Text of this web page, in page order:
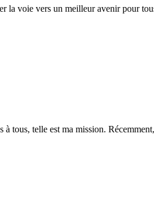
la voie vers un meilleur avenir pour
tous, telle est ma mission.